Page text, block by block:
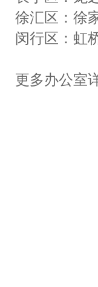
徐汇区：徐
闵行区：虹
更多办公室